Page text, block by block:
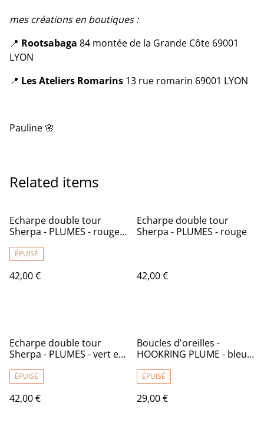
mes créations en boutiques :
📍 Rootsabaga 84 montée de la Grande Côte 69001
LYON
📍 Les Ateliers Romarins 13 rue romarin 69001 LYON
Pauline 🌸
Related items
Echarpe double tour
Sherpa - PLUMES - rouge
ÉPUISÉ
42,00 €
Echarpe double tour
Sherpa - PLUMES - rouge
42,00 €
Echarpe double tour
Sherpa - PLUMES - vert et
ÉPUISÉ
42,00 €
Boucles d'oreilles -
HOOKRING PLUME - bleu
ÉPUISÉ
29,00 €